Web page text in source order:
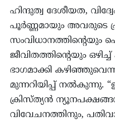
ഹിന്ദുത്വ ദേശീയത,
പൂർണ്ണമായും അവരുടെ
സംവിധാനത്തിന്റെയും
ജീവിതത്തിന്റെയും
ഭാഗമാക്കി
മുന്നറിയിപ്പ് നൽകുന്നു.
ക്രിസ്ത്യൻ
വിവേചനത്തിനും,